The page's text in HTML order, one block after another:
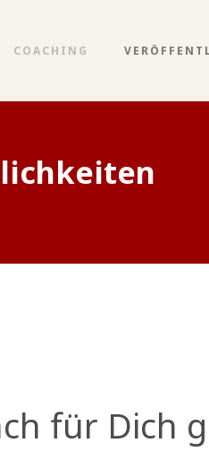
COACHING
für Dich